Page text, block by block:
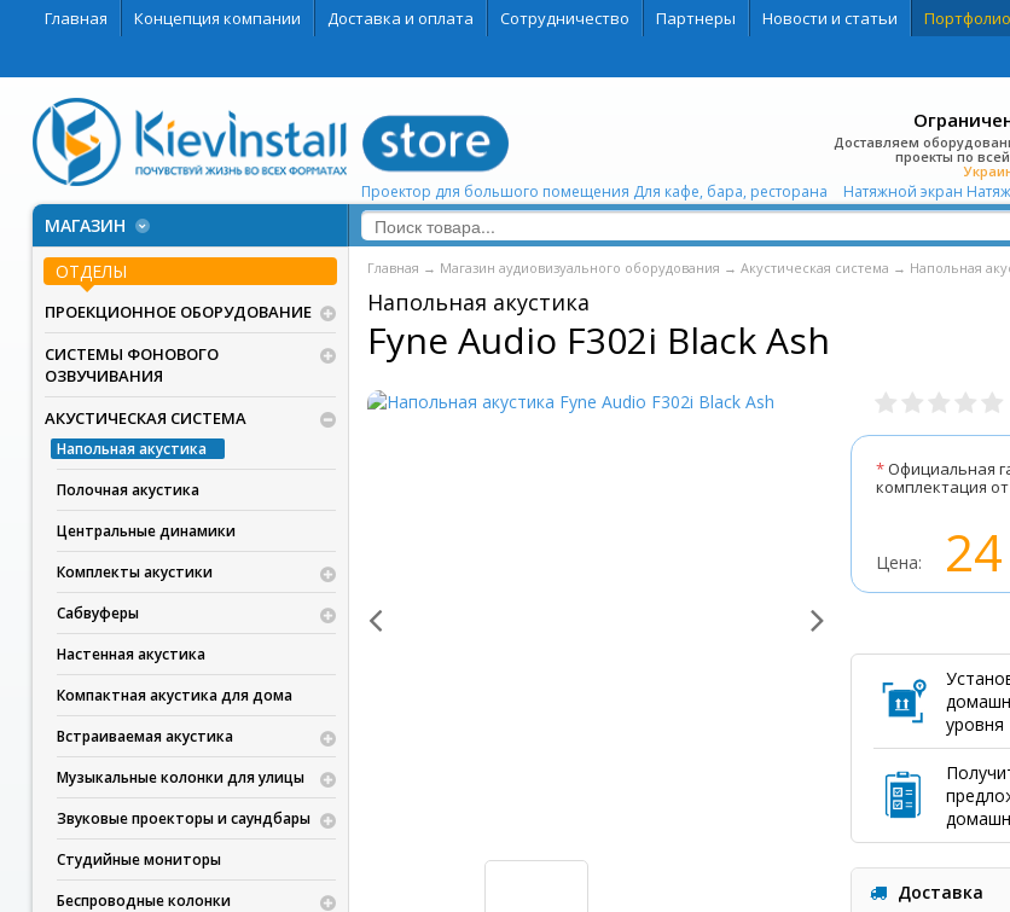
Главная Концепция компании Доставка и оплата Сотрудничество Партнеры Новости и статьи Портфолио
Доставляем
проекты по
МАГАЗИН
Проектор для большого помещения Для кафе, бара, ресторана Натяжной экран
ОТДЕЛЫ
ПРОЕКЦИОННОЕ ОБОРУДОВАНИЕ
СИСТЕМЫ ФОНОВОГО
ОЗВУЧИВАНИЯ
АКУСТИЧЕСКАЯ СИСТЕМА
Напольная акустика
Полочная акустика
Центральные динамики
Комплекты акустики
Сабвуферы
Настенная акустика
Компактная акустика для дома
Встраиваемая акустика
Музыкальные колонки для улицы
Звуковые проекторы и саундбары
Студийные мониторы
Беспроводные колонки
Главная → Магазин аудиовизуального оборудования → Акустическая система → Напольная
Напольная акустика
Fyne Audio F302i Black Ash
*Официальная
комплектация
Цена:
уровня
Доставка